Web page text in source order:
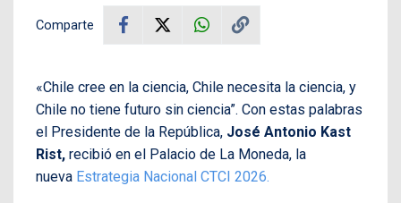
Comparte
«Chile cree en la ciencia, Chile necesita la ciencia, y
Chile no tiene futuro sin ciencia”. Con estas palabras
el Presidente de la República, José Antonio Kast
Rist, recibió en el Palacio de La Moneda, la
nueva Estrategia Nacional CTCI 2026.